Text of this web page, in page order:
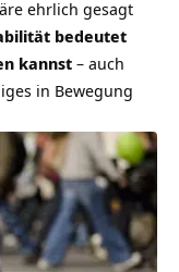
ehrlich gesagt
bedeutet
kannst – auch
in Bewegung